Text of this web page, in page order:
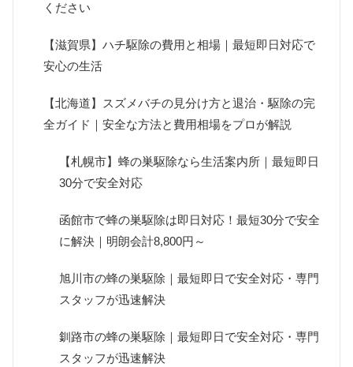
ください
【滋賀県】ハチ駆除の費用と相場｜最短即日対応で
安心の生活
【北海道】スズメバチの見分け方と退治・駆除の完
全ガイド｜安全な方法と費用相場をプロが解説
【札幌市】蜂の巣駆除なら生活案内所｜最短即日
30分で安全対応
函館市で蜂の巣駆除は即日対応！最短30分で安全
に解決｜明朗会計8,800円～
旭川市の蜂の巣駆除｜最短即日で安全対応・専門
スタッフが迅速解決
釧路市の蜂の巣駆除｜最短即日で安全対応・専門
スタッフが迅速解決